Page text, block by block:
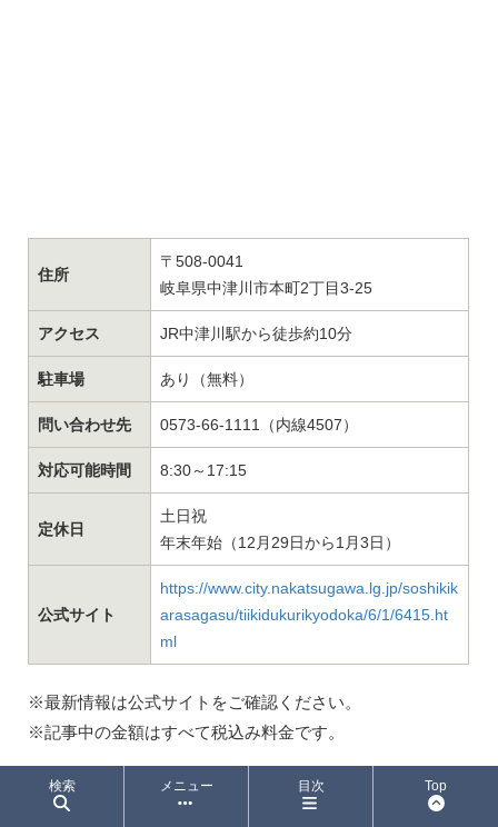
住所
〒508-0041
岐阜県中津川市本町2丁目3-25
アクセス JR中津川駅から徒歩約10分
駐車場 あり（無料）
問い合わせ先 0573-66-1111（内線4507）
対応可能時間 8:30～17:15
定休日
土日祝
年末年始（12月29日から1月3日）
公式サイト
https://www.city.nakatsugawa.lg.jp/soshikik
arasagasu/tiikidukurikyodoka/6/1/6415.ht
ml
※最新情報は公式サイトをご確認ください。
※記事中の金額はすべて税込み料金です。
筆者プロフィール
検索 メニュー 目次 Top